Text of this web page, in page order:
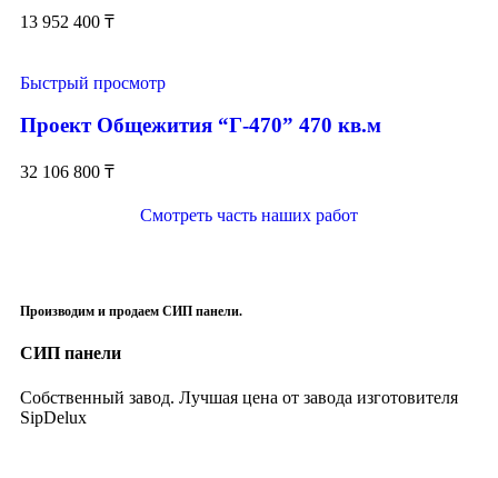
13 952 400 ₸
Быстрый просмотр
Проект Общежития “Г-470” 470 кв.м
32 106 800 ₸
Смотреть часть наших работ
Производим и продаем СИП панели.
СИП панели
Собственный завод. Лучшая цена от завода изготовителя
SipDelux